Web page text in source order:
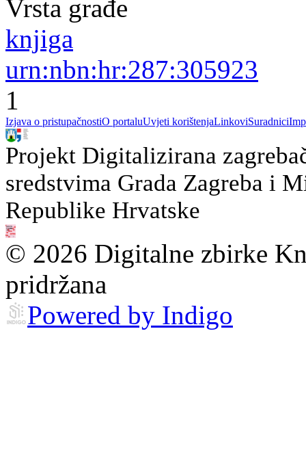
Vrsta građe
knjiga
urn:nbn:hr:287:305923
1
Izjava o pristupačnostiO portaluUvjeti korištenjaLinkoviSuradnici
Projekt Digitalizirana
sredstvima Grada Zagreba i
Republike Hrvatske
© 2026 Digitalne zbirke
pridržana
Powered by Indigo